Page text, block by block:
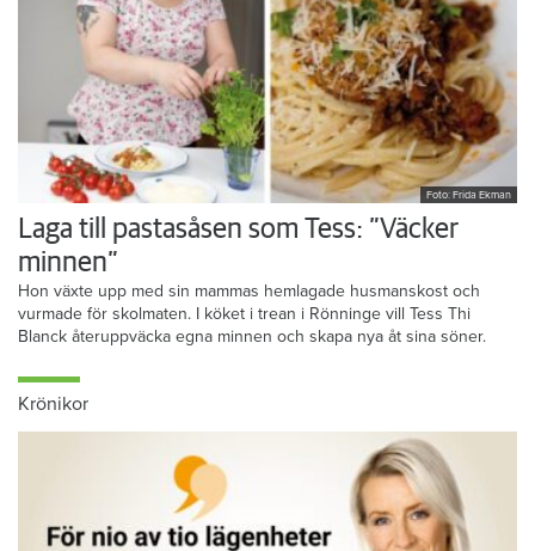
Foto: Frida Ekman
Laga till pastasåsen som Tess: ”Väcker
minnen”
Hon växte upp med sin mammas hemlagade husmanskost och
vurmade för skolmaten. I köket i trean i Rönninge vill Tess Thi
Blanck återuppväcka egna minnen och skapa nya åt sina söner.
Krönikor